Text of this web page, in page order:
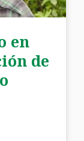
en
de